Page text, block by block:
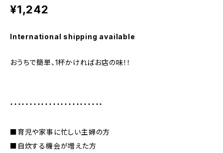
¥1,242
International shipping available
おうちで簡単、1杯かければお店の味！！
・・・・・・・・・・・・・・・・・・・・・・・・
■育児や家事に忙しい主婦の方
■自炊する機会が増えた方